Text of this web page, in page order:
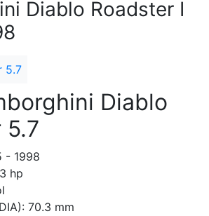
Diablo Roadster I
5.7
Diablo
5.7
- 1998
hp
70.3 mm